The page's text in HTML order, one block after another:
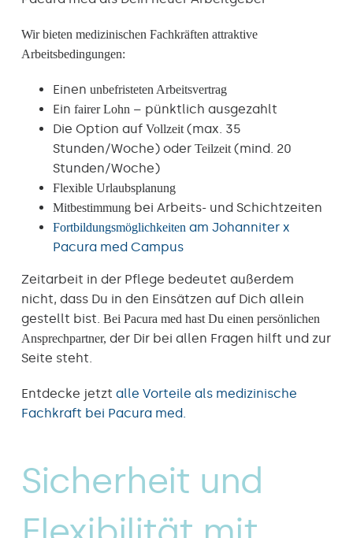
Wir bieten medizinischen Fachkräften attraktive
Arbeitsbedingungen:
Einen unbefristeten Arbeitsvertrag
Ein fairer Lohn – pünktlich ausgezahlt
Die Option auf Vollzeit (max. 35
Stunden/Woche) oder Teilzeit (mind. 20
Stunden/Woche)
Flexible Urlaubsplanung
Mitbestimmung bei Arbeits- und Schichtzeiten
Fortbildungsmöglichkeiten am Johanniter x
Pacura med Campus
Zeitarbeit in der Pflege bedeutet außerdem
nicht, dass Du in den Einsätzen auf Dich allein
gestellt bist. Bei Pacura med hast Du einen persönlichen
Ansprechpartner, der Dir bei allen Fragen hilft und zur
Seite steht.
Entdecke jetzt alle Vorteile als medizinische
Fachkraft bei Pacura med.
Sicherheit und